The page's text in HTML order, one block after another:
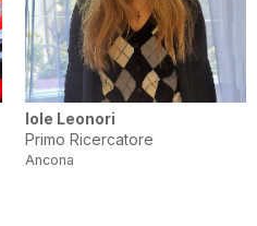
Iole Leonori
Primo Ricercatore
Ancona